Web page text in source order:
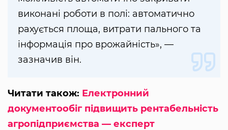
виконані роботи в полі: автоматично
рахується площа, витрати пального та
інформація про врожайність», —
зазначив він.
Читати також: Електронний
документообіг підвищить рентабельність
агропідприємства — експерт